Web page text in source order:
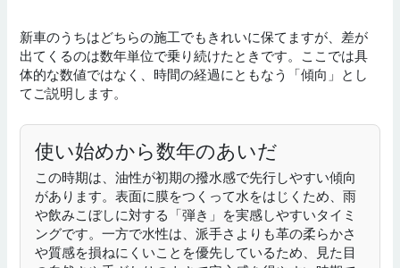
新車のうちはどちらの施工でもきれいに保てますが、差が
出てくるのは数年単位で乗り続けたときです。ここでは具
体的な数値ではなく、時間の経過にともなう「傾向」とし
てご説明します。
使い始めから数年のあいだ
この時期は、油性が初期の撥水感で先行しやすい傾向
があります。表面に膜をつくって水をはじくため、雨
や飲みこぼしに対する「弾き」を実感しやすいタイミ
ングです。一方で水性は、派手さよりも革の柔らかさ
や質感を損ねにくいことを優先しているため、見た目